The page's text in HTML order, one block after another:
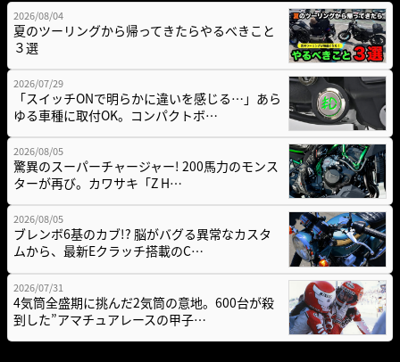
2026/08/04
夏のツーリングから帰ってきたらやるべきこと
３選
2026/07/29
「スイッチONで明らかに違いを感じる…」あら
ゆる車種に取付OK。コンパクトボ…
2026/08/05
驚異のスーパーチャージャー! 200馬力のモンス
ターが再び。カワサキ「Z H…
2026/08/05
ブレンボ6基のカブ!? 脳がバグる異常なカスタ
ムから、最新Eクラッチ搭載のC…
2026/07/31
4気筒全盛期に挑んだ2気筒の意地。600台が殺
到した”アマチュアレースの甲子…